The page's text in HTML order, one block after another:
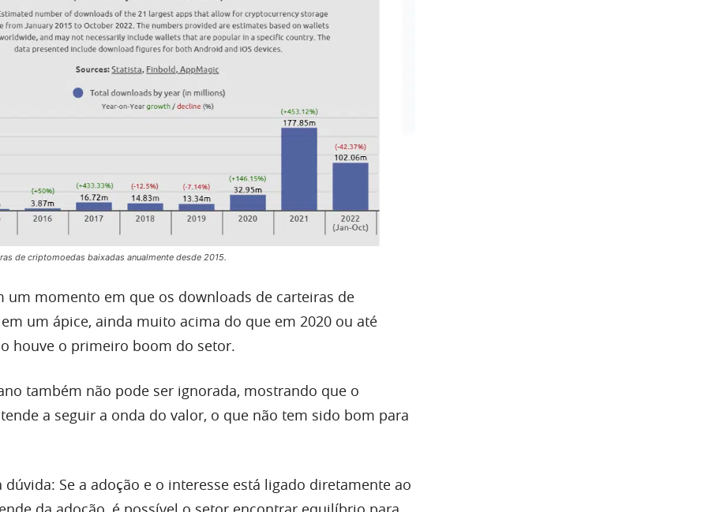
de criptomoedas baixadas anualmente desde 2015.
um momento em que os downloads de carteiras de
um ápice, ainda muito acima do que em 2020 ou até
houve o primeiro boom do setor.
também não pode ser ignorada, mostrando que o
a seguir a onda do valor, o que não tem sido bom para
dúvida: Se a adoção e o interesse está ligado diretamente ao